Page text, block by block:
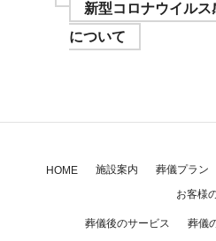
新型コロナウイル
について
HOME 施設案内 葬儀プラン
お客様
葬儀後のサービス 葬儀